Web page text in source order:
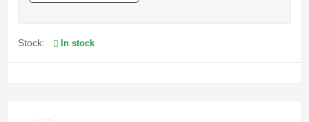
Stock: In stock